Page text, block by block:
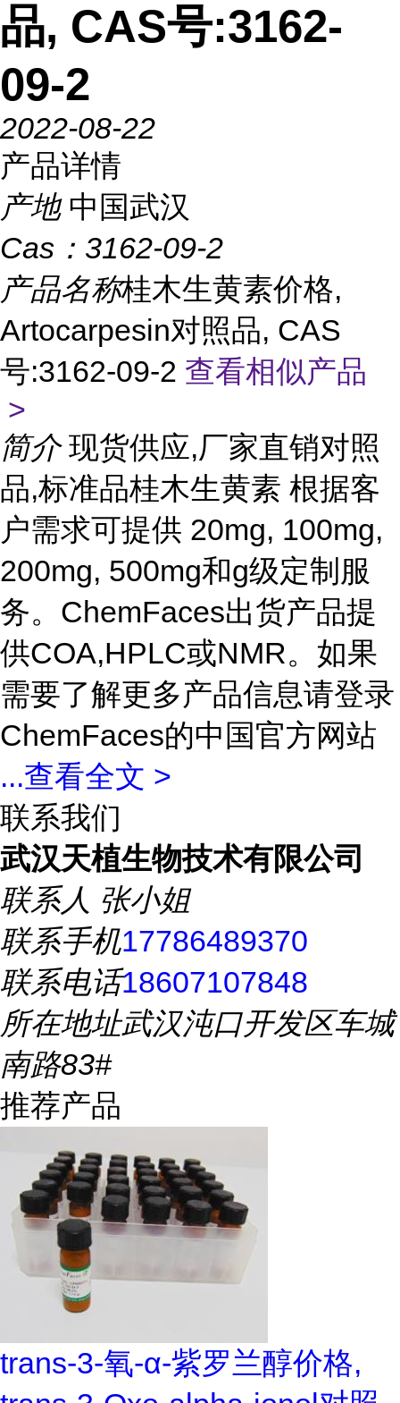
品, CAS号:3162-
09-2
2022-08-22
产品详情
产地 中国武汉
Cas： 3162-09-2
产品名称桂木生黄素价格,
Artocarpesin对照品, CAS
号:3162-09-2 查看相似产品
>
简介 现货供应,厂家直销对照
品,标准品桂木生黄素 根据客
户需求可提供 20mg, 100mg,
200mg, 500mg和g级定制服
务。ChemFaces出货产品提
供COA,HPLC或NMR。如果
需要了解更多产品信息请登录
ChemFaces的中国官方网站
...查看全文 >
联系我们
武汉天植生物技术有限公司
联系人 张小姐
联系手机17786489370
联系电话18607107848
所在地址武汉沌口开发区车城
南路83#
推荐产品
trans-3-氧-α-紫罗兰醇价格,